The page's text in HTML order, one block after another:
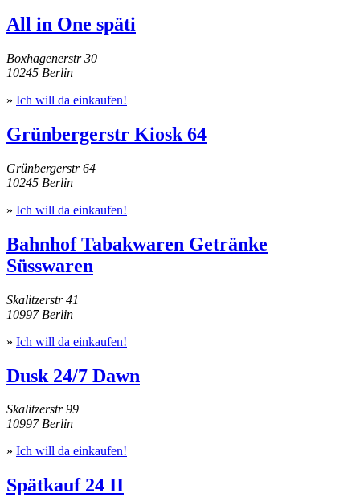
All in One späti
Boxhagenerstr 30
10245 Berlin
» Ich will da einkaufen!
Grünbergerstr Kiosk 64
Grünbergerstr 64
10245 Berlin
» Ich will da einkaufen!
Bahnhof Tabakwaren Getränke
Süsswaren
Skalitzerstr 41
10997 Berlin
» Ich will da einkaufen!
Dusk 24/7 Dawn
Skalitzerstr 99
10997 Berlin
» Ich will da einkaufen!
Spätkauf 24 II